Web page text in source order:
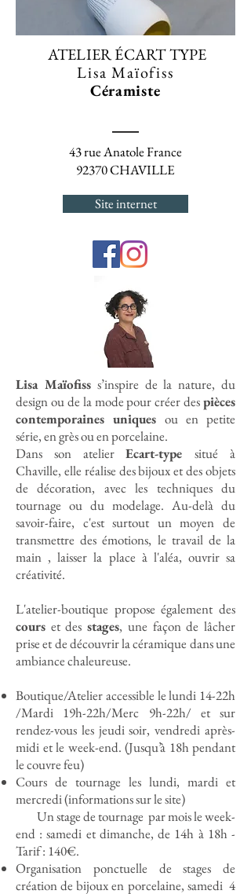
ATELIER ÉCART TYPE
Lisa Maïofiss
Céramiste
43 rue Anatole France
92370 CHAVILLE
Site internet
Lisa Maïofisss’inspire de la nature, du
design ou de la mode pour créer despièces
contemporaines uniques ou en petite
série, en grès ou en porcelaine.
Dans son atelierEcart-typesitué à
Chaville, elle réalise des bijoux et des objets
de décoration, avec les techniques du
tournage ou du modelage. Au-delà du
savoir-faire, c'est surtout un moyen de
transmettre des émotions, le travail de la
main , laisser la place à l'aléa, ouvrir sa
créativité.
L'atelier-boutique propose également des
cours et desstages, une façon de lâcher
prise et de découvrir la céramique dans une
ambiance chaleureuse.
Boutique/Atelier accessible le lundi 14-22h
/Mardi 19h-22h/Merc 9h-22h/ et sur
rendez-vous les jeudi soir, vendredi après-
midi et le week-end. (Jusqu’à 18h pendant
le couvre feu)
Cours de tournage les lundi, mardi et
mercredi (informations sur le site)
Un stage de tournage par mois le week-
end : samedi et dimanche, de 14h à 18h -
Tarif : 140€.
Organisation ponctuelle de stages de
création de bijoux en porcelaine, samedi 4